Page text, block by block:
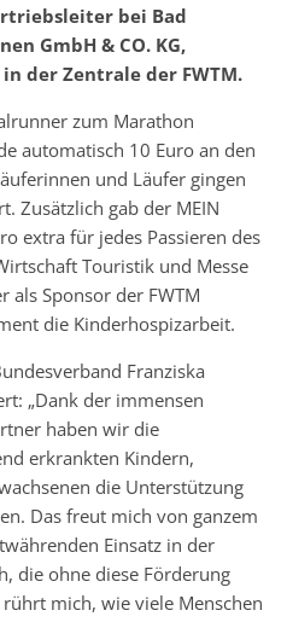
bei Bad
GmbH & CO. KG,
der Zentrale der FWTM.
zum Marathon
automatisch 10 Euro an den
und Läufer gingen
Zusätzlich gab der MEIN
extra für jedes Passieren des
Touristik und Messe
als Sponsor der FWTM
die Kinderhospizarbeit.
Franziska
„Dank der immensen
haben wir die
erkrankten Kindern,
die Unterstützung
Das freut mich von ganzem
Einsatz in der
die ohne diese Förderung
mich, wie viele Menschen